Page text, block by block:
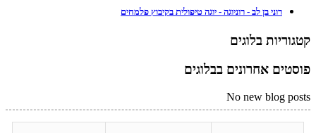
רוני בן לב - רוניוגה - יוגה טיפולית בקיבוץ פלמחים
קטגוריות בלוגים
פוסטים אחרונים בבלוגים
No new blog posts